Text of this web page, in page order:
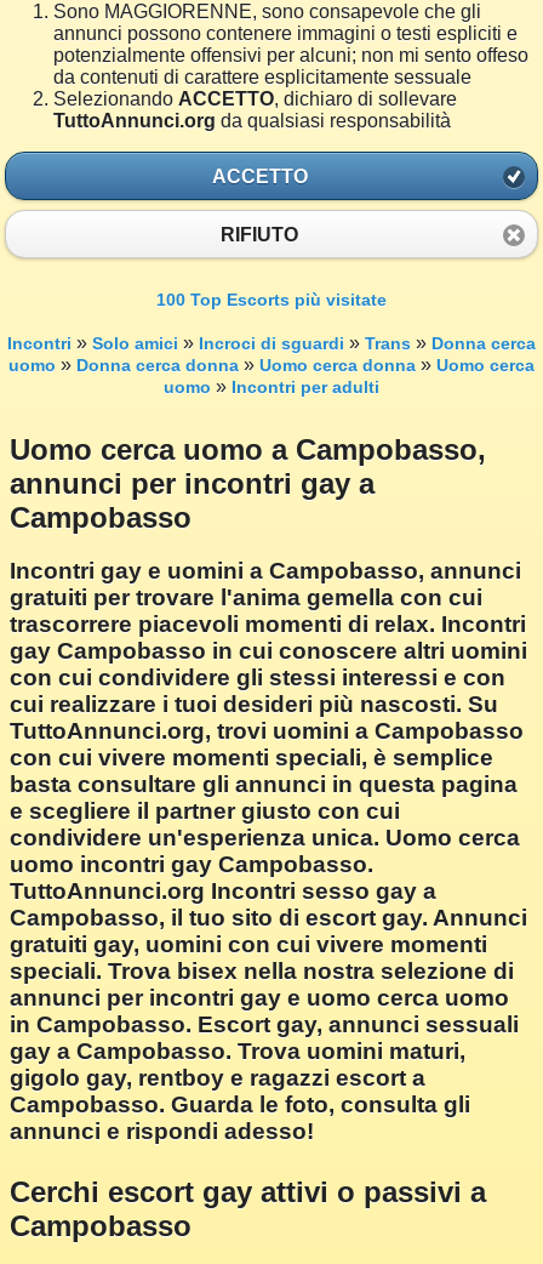
Sono MAGGIORENNE, sono consapevole che gli
annunci possono contenere immagini o testi espliciti e
potenzialmente offensivi per alcuni; non mi sento offeso
da contenuti di carattere esplicitamente sessuale
Selezionando ACCETTO, dichiaro di sollevare
TuttoAnnunci.org da qualsiasi responsabilità
ACCETTO
RIFIUTO
100 Top Escorts più visitate
Incontri » Solo amici » Incroci di sguardi » Trans » Donna cerca
uomo » Donna cerca donna » Uomo cerca donna » Uomo cerca
uomo » Incontri per adulti
Uomo cerca uomo a Campobasso,
annunci per incontri gay a
Campobasso
Incontri gay e uomini a Campobasso, annunci
gratuiti per trovare l'anima gemella con cui
trascorrere piacevoli momenti di relax. Incontri
gay Campobasso in cui conoscere altri uomini
con cui condividere gli stessi interessi e con
cui realizzare i tuoi desideri più nascosti. Su
TuttoAnnunci.org, trovi uomini a Campobasso
con cui vivere momenti speciali, è semplice
basta consultare gli annunci in questa pagina
e scegliere il partner giusto con cui
condividere un'esperienza unica. Uomo cerca
uomo incontri gay Campobasso.
TuttoAnnunci.org Incontri sesso gay a
Campobasso, il tuo sito di escort gay. Annunci
gratuiti gay, uomini con cui vivere momenti
speciali. Trova bisex nella nostra selezione di
annunci per incontri gay e uomo cerca uomo
in Campobasso. Escort gay, annunci sessuali
gay a Campobasso. Trova uomini maturi,
gigolo gay, rentboy e ragazzi escort a
Campobasso. Guarda le foto, consulta gli
annunci e rispondi adesso!
Cerchi escort gay attivi o passivi a
Campobasso